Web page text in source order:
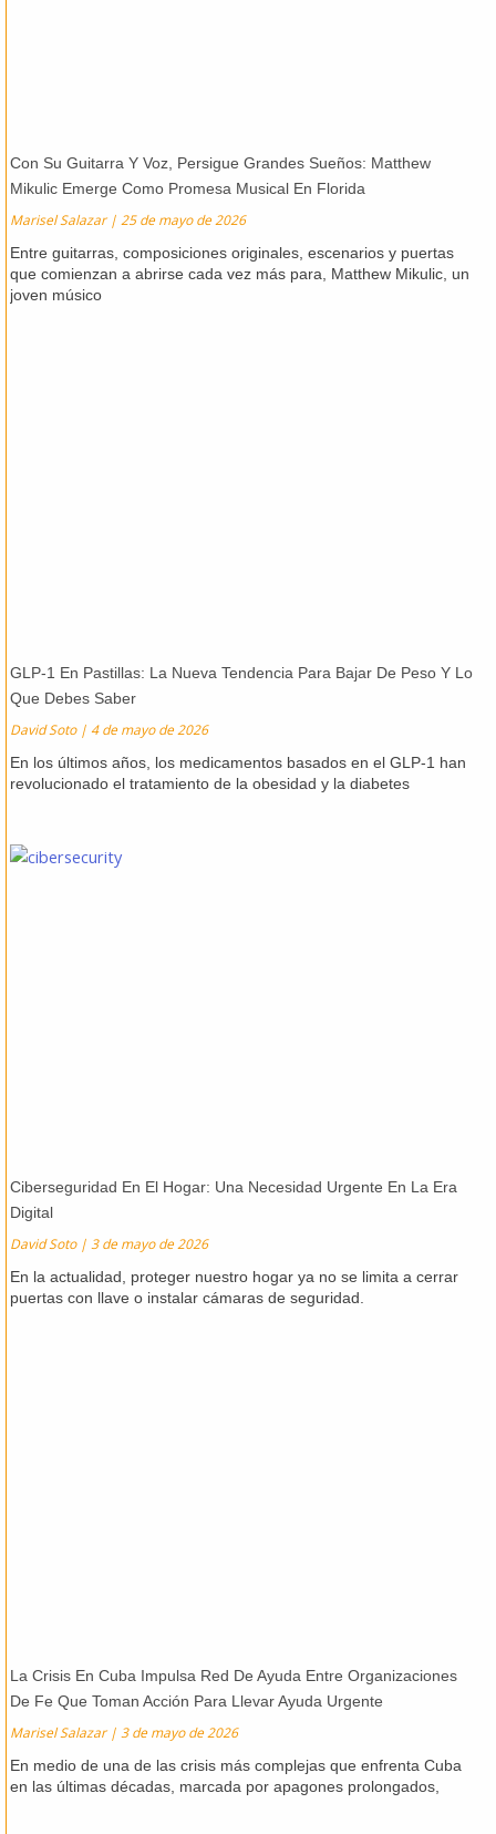
Con Su Guitarra Y Voz, Persigue Grandes Sueños: Matthew
Mikulic Emerge Como Promesa Musical En Florida
Marisel Salazar 25 de mayo de 2026
Entre guitarras, composiciones originales, escenarios y puertas
que comienzan a abrirse cada vez más para, Matthew Mikulic, un
joven músico
GLP-1 En Pastillas: La Nueva Tendencia Para Bajar De Peso Y Lo
Que Debes Saber
David Soto 4 de mayo de 2026
En los últimos años, los medicamentos basados en el GLP-1 han
revolucionado el tratamiento de la obesidad y la diabetes
Ciberseguridad En El Hogar: Una Necesidad Urgente En La Era
Digital
David Soto 3 de mayo de 2026
En la actualidad, proteger nuestro hogar ya no se limita a cerrar
puertas con llave o instalar cámaras de seguridad.
La Crisis En Cuba Impulsa Red De Ayuda Entre Organizaciones
De Fe Que Toman Acción Para Llevar Ayuda Urgente
Marisel Salazar 3 de mayo de 2026
En medio de una de las crisis más complejas que enfrenta Cuba
en las últimas décadas, marcada por apagones prolongados,